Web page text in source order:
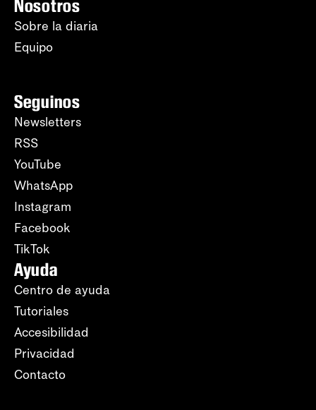
Nosotros
Sobre la diaria
Equipo
Seguinos
Newsletters
RSS
YouTube
WhatsApp
Instagram
Facebook
TikTok
Ayuda
Centro de ayuda
Tutoriales
Accesibilidad
Privacidad
Contacto